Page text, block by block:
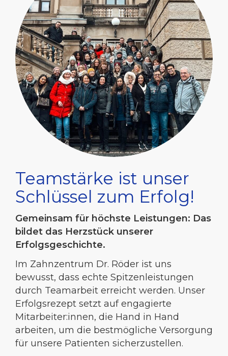
Teamstärke ist unser
Schlüssel zum Erfolg!
Gemeinsam für höchste Leistungen: Das
bildet das Herzstück unserer
Erfolgsgeschichte.
Im Zahnzentrum Dr. Röder ist uns
bewusst, dass echte Spitzenleistungen
durch Teamarbeit erreicht werden. Unser
Erfolgsrezept setzt auf engagierte
Mitarbeiter:innen, die Hand in Hand
arbeiten, um die bestmögliche Versorgung
für unsere Patienten sicherzustellen.